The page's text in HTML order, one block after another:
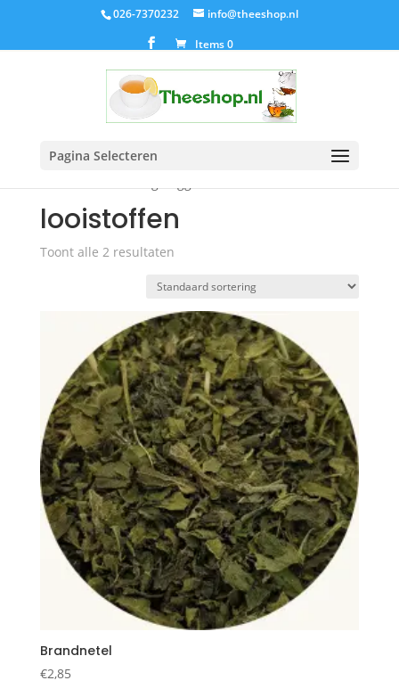
026-7370232
info@theeshop.nl
Items 0
Pagina Selecteren
looistoffen
Toont alle 2 resultaten
Brandnetel
€2,85